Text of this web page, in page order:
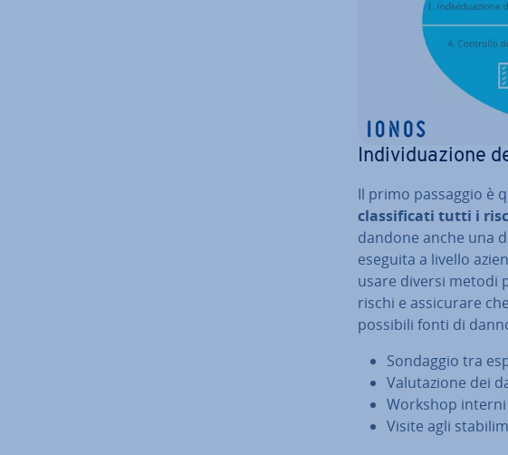
In­di­vi­dua­zio­ne
Il primo passaggio è
clas­si­fi­ca­ti tutti i
dandone anche una
eseguita a livello
usare diversi metodi
rischi e as­si­cu­ra­re
possibili fonti di
Sondaggio tra
Va­lu­ta­zio­ne dei
Workshop
Visite agli